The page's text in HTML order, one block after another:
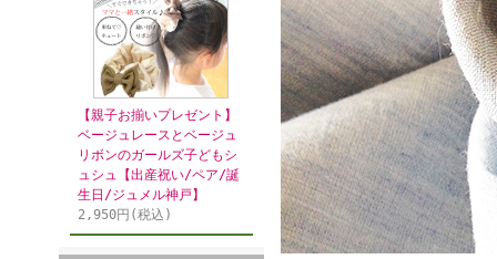
【親子お揃いプレゼント】
ベージュレースとベージュ
リボンのガールズ子どもシ
ュシュ【出産祝い/ペア/誕
生日/ジュメル神戸】
2,950円(税込)